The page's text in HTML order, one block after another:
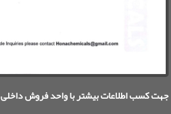
جهت کسب اطلاعات بیشتر با واحد فروش داخلی 1 تماس حاصل فرمایید.